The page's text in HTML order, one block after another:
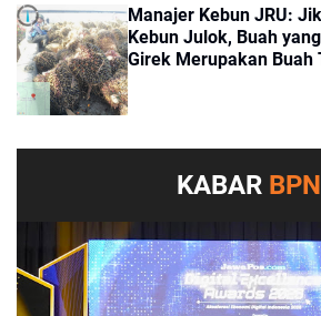
Manajer Kebun JRU:
Kebun Julok, Buah
Girek Merupakan Buah
KABAR BPN